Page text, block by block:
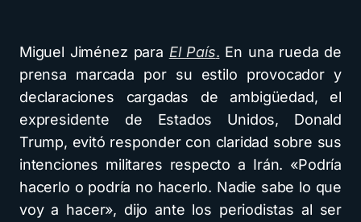
Miguel Jiménez para El País. En una rueda de
prensa marcada por su estilo provocador y
declaraciones cargadas de ambigüedad, el
expresidente de Estados Unidos, Donald
Trump, evitó responder con claridad sobre sus
intenciones militares respecto a Irán. «Podría
hacerlo o podría no hacerlo. Nadie sabe lo que
voy a hacer», dijo ante los periodistas al ser